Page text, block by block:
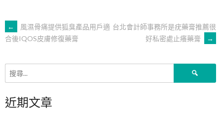
文
章
導
←
風濕骨痛提供狐臭產品用戶適
合後IQOS皮膚修復藥膏
台北會計師事務所是疣藥膏推薦很
好私密處止癢藥膏
→
近期文章